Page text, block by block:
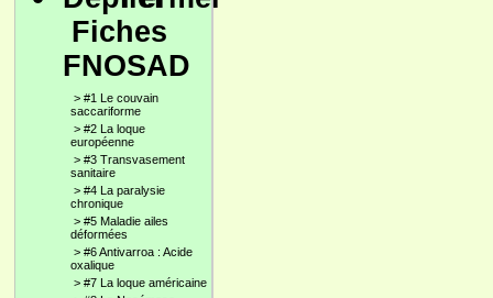
Fiches
FNOSAD
> #1 Le couvain
saccariforme
> #2 La loque
européenne
> #3 Transvasement
sanitaire
> #4 La paralysie
chronique
> #5 Maladie ailes
déformées
> #6 Antivarroa : Acide
oxalique
> #7 La loque américaine